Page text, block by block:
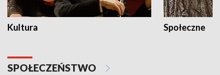
Kultura Społeczne
SPOŁECZEŃSTWO